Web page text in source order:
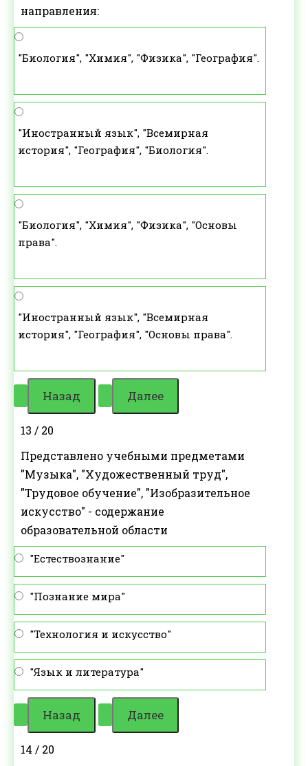
направления:
"Биология", "Химия", "Физика", "География".
"Иностранный язык", "Всемирная
история", "География", "Биология".
"Биология", "Химия", "Физика", "Основы
права".
"Иностранный язык", "Всемирная
история", "География", "Основы права".
13 / 20
Представлено учебными предметами
"Музыка", "Художественный труд",
"Трудовое обучение", "Изобразительное
искусство" - содержание
образовательной области
"Естествознание"
"Познание мира"
"Технология и искусство"
"Язык и литература"
14 / 20